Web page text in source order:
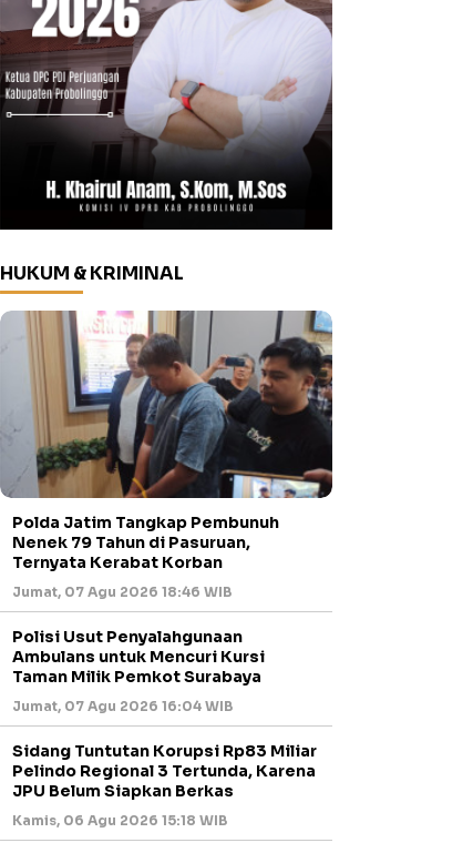
HUKUM & KRIMINAL
Polda Jatim Tangkap Pembunuh
Nenek 79 Tahun di Pasuruan,
Ternyata Kerabat Korban
Jumat, 07 Agu 2026 18:46 WIB
Polisi Usut Penyalahgunaan
Ambulans untuk Mencuri Kursi
Taman Milik Pemkot Surabaya
Jumat, 07 Agu 2026 16:04 WIB
Sidang Tuntutan Korupsi Rp83 Miliar
Pelindo Regional 3 Tertunda, Karena
JPU Belum Siapkan Berkas
Kamis, 06 Agu 2026 15:18 WIB